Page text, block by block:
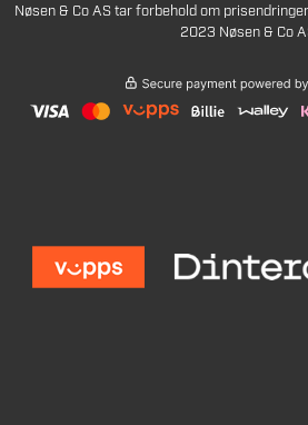
Nøsen & Co AS tar forbehold om
2023 Nøsen & Co